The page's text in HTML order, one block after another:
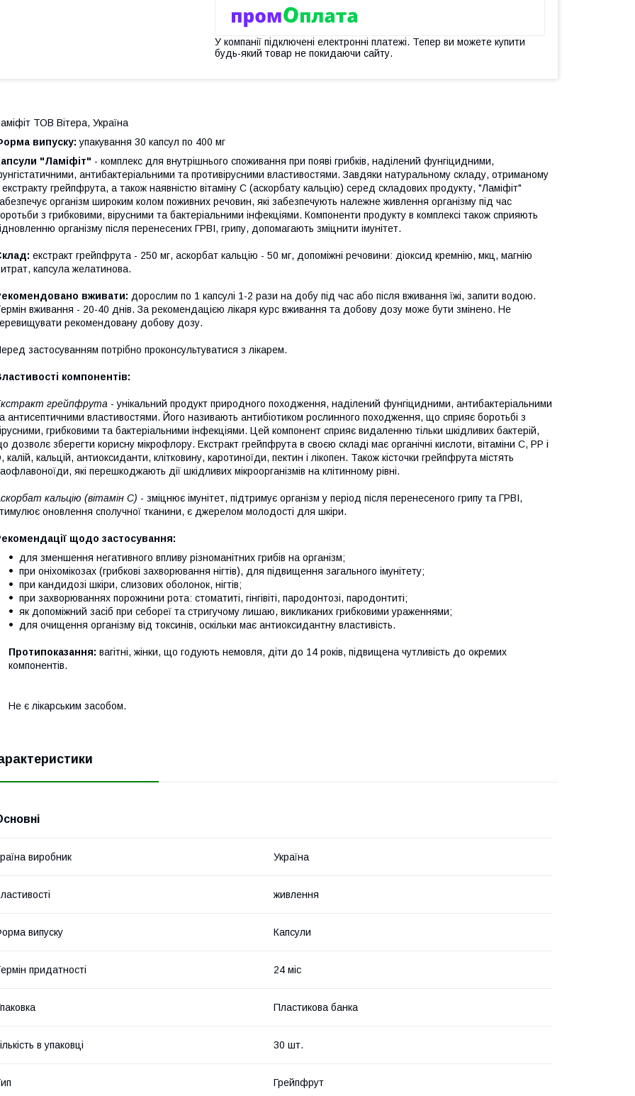
У компанії підключені електронні платежі. Тепер ви можете купити
будь-який товар не покидаючи сайту.
ТОВ Вітера, Україна
випуску:упакування 30 капсул по 400 мг
"Ламіфіт" - комплекс для внутрішнього споживання при появі грибків, наділений фунгіцидними,
антибактеріальними та противірусними властивостями. Завдяки натуральному складу, отриманому
екстракту грейпфрута, а також наявністю вітаміну С (аскорбату кальцію) серед складових продукту, "Ламіфіт"
організм широким колом поживних речовин, які забезпечують належне живлення організму під час
з грибковими, вірусними та бактеріальними інфекціями. Компоненти продукту в комплексі також сприяють
організму після перенесених ГРВІ, грипу, допомагають зміцнити імунітет.
екстракт грейпфрута - 250 мг, аскорбат кальцію - 50 мг, допоміжні речовини: діоксид кремнію, мкц, магнію
капсула желатинова.
вживати: дорослим по 1 капсулі 1-2 рази на добу під час або після вживання їжі, запити водою.
вживання - 20-40 днів. За рекомендацією лікаря курс вживання та добову дозу може бути змінено. Не
рекомендовану добову дозу.
застосуванням потрібно проконсультуватися з лікарем.
компонентів:
грейпфрута - унікальний продукт природного походження, наділений фунгіцидними, антибактеріальними
антисептичними властивостями. Його називають антибіотиком рослинного походження, що сприяє боротьбі з
грибковими та бактеріальними інфекціями. Цей компонент сприяє видаленню тільки шкідливих бактерій,
дозволє зберегти корисну мікрофлору. Екстракт грейпфрута в своєю складі має органічні кислоти, вітаміни С, РР і
калій, кальцій, антиоксиданти, клітковину, каротиноїди, пектин і лікопен. Також кісточки грейпфрута містять
які перешкоджають дії шкідливих мікроорганізмів на клітинному рівні.
кальцію (вітамін С) - зміцнює імунітет, підтримує організм у період після перенесеного грипу та ГРВІ,
оновлення сполучної тканини, є джерелом молодості для шкіри.
щодо застосування:
для зменшення негативного впливу різноманітних грибів на організм;
при оніхомікозах (грибкові захворювання нігтів), для підвищення загального імунітету;
при кандидозі шкіри, слизових оболонок, нігтів;
при захворюваннях порожнини рота: стоматиті, гінгівіті, пародонтозі, пародонтиті;
як допоміжний засіб при себореї та стригучому лишаю, викликаних грибковими ураженнями;
для очищення організму від токсинів, оскільки має антиоксидантну властивість.
Протипоказання: вагітні, жінки, що годують немовля, діти до 14 років, підвищена чутливість до окремих
компонентів.
Не є лікарським засобом.
виробник Україна
живлення
випуску Капсули
придатності 24 міс
Пластикова банка
в упаковці 30 шт.
Грейпфрут